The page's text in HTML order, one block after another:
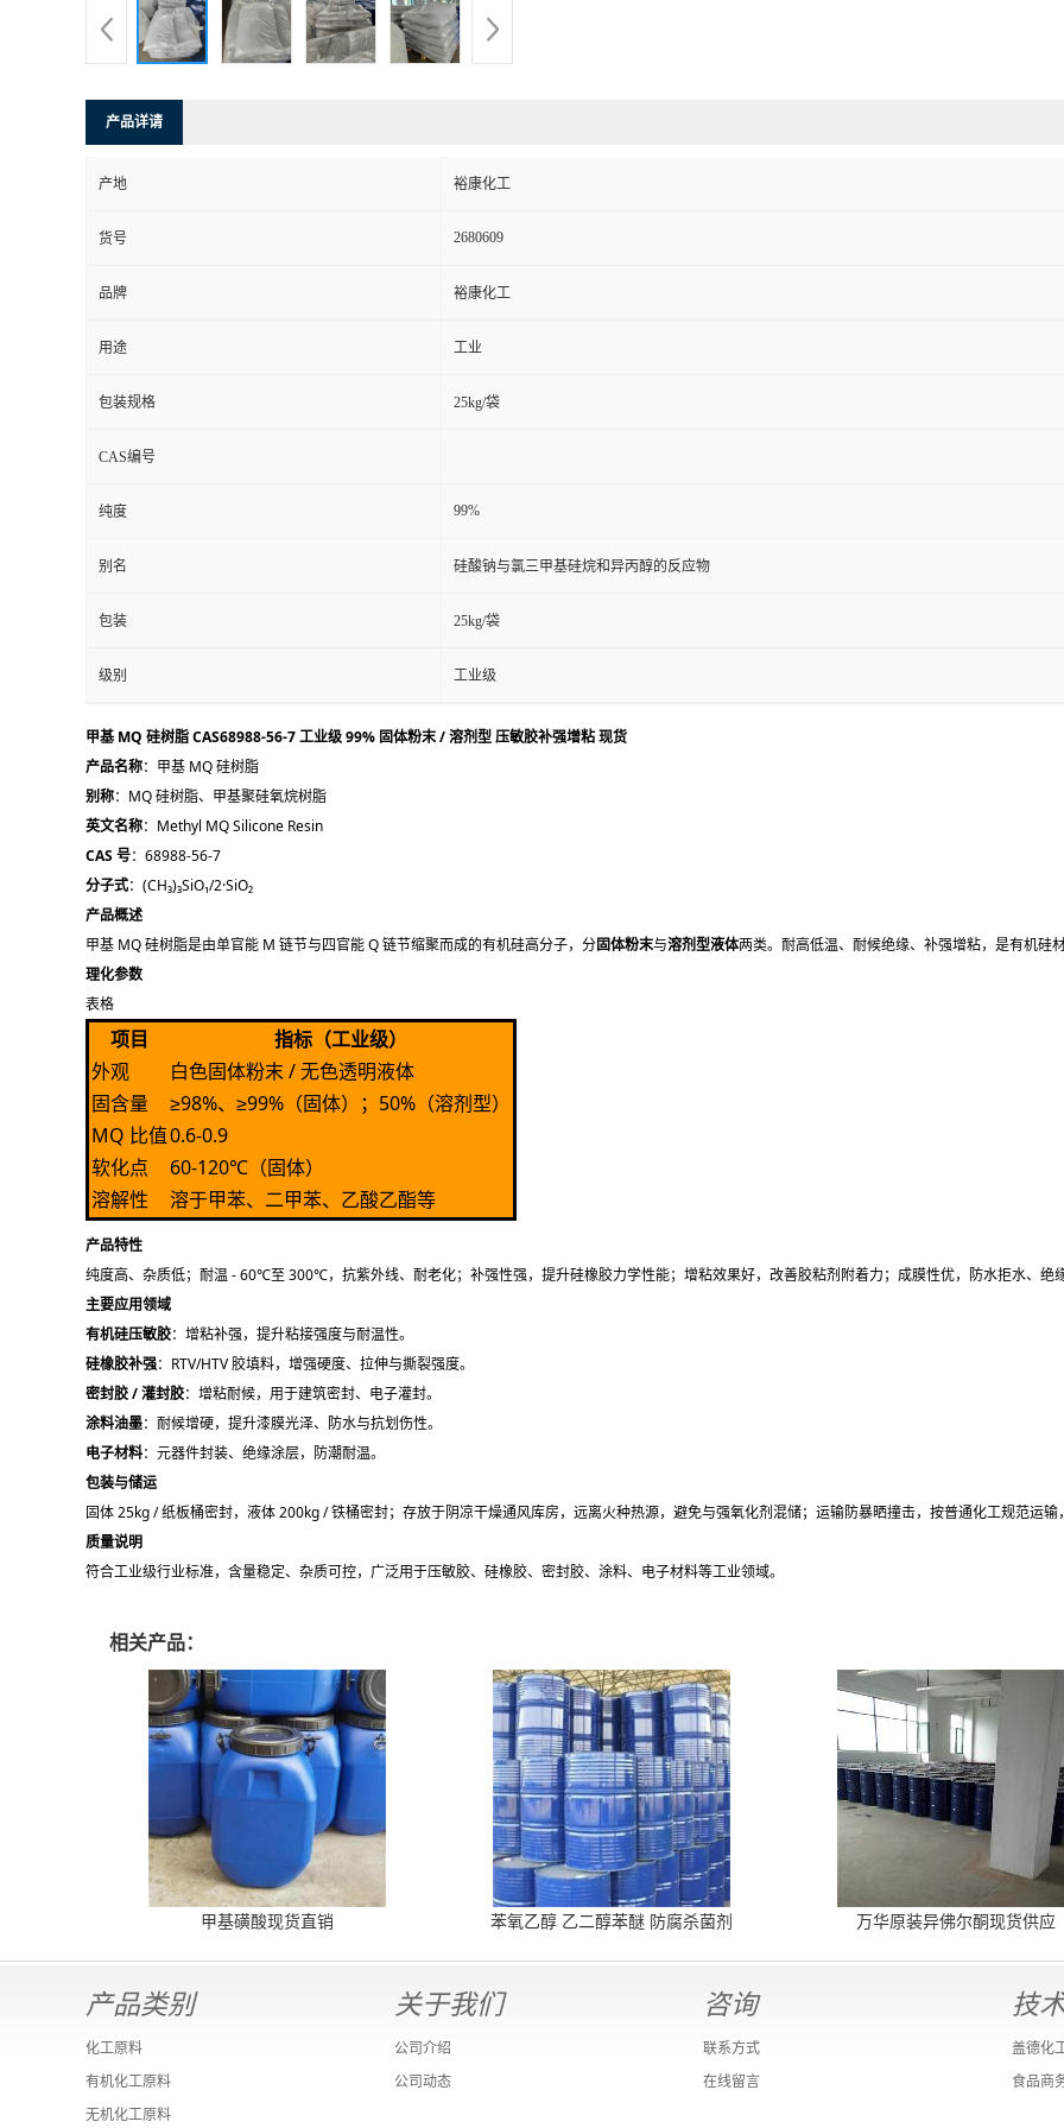
产品详请
产地 裕康化工
货号 2680609
品牌 裕康化工
用途 工业
包装规格 25kg/袋
CAS编号
纯度 99%
别名 硅酸钠与氯三甲基硅烷和异丙醇的反应物
包装 25kg/袋
级别 工业级
甲基 MQ 硅树脂 CAS68988-56-7 工业级 99% 固体粉末 / 溶剂型 压敏胶补强增粘 现货
产品名称：甲基 MQ 硅树脂
别称：MQ 硅树脂、甲基聚硅氧烷树脂
英文名称：Methyl MQ Silicone Resin
CAS 号：68988-56-7
分子式：(CH₃)₃SiO₁/2·SiO₂
产品概述
甲基 MQ 硅树脂是由单官能 M 链节与四官能 Q 链节缩聚而成的有机硅高分子，分固体粉末与溶剂型液体两类。耐高低温、耐候绝缘、补强增粘，是有机硅
理化参数
表格
项目
指标（工业级）
外观
白色固体粉末 / 无色透明液体
固含量
≥98%、≥99%（固体）；50%（溶剂型）
MQ 比值0.6-0.9
软化点
60-120℃（固体）
溶解性
溶于甲苯、二甲苯、乙酸乙酯等
产品特性
纯度高、杂质低；耐温 - 60℃至 300℃，抗紫外线、耐老化；补强性强，提升硅橡胶力学性能；增粘效果好，改善胶粘剂附着力；成膜性优，防水拒水、绝缘
主要应用领域
有机硅压敏胶：增粘补强，提升粘接强度与耐温性。
硅橡胶补强：RTV/HTV 胶填料，增强硬度、拉伸与撕裂强度。
密封胶 / 灌封胶：增粘耐候，用于建筑密封、电子灌封。
涂料油墨：耐候增硬，提升漆膜光泽、防水与抗划伤性。
电子材料：元器件封装、绝缘涂层，防潮耐温。
包装与储运
固体 25kg / 纸板桶密封，液体 200kg / 铁桶密封；存放于阴凉干燥通风库房，远离火种热源，避免与强氧化剂混储；运输防暴晒撞击，按普通化工规范运输
质量说明
符合工业级行业标准，含量稳定、杂质可控，广泛用于压敏胶、硅橡胶、密封胶、涂料、电子材料等工业领域。
相关产品：
甲基磺酸现货直销 苯氧乙醇 乙二醇苯醚 防腐杀菌剂 万华原装异佛尔酮现货供应
产品类别
化工原料
有机化工原料
无机化工原料
关于我们
公司介绍
公司动态
咨询
联系方式
在线留言
技
盖德化
食品商